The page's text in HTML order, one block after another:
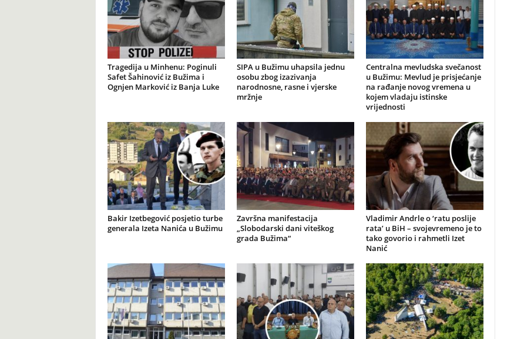
Tragedija u Minhenu: Poginuli
Safet Šahinović iz Bužima i
Ognjen Marković iz Banja Luke
SIPA u Bužimu uhapsila jednu
osobu zbog izazivanja
narodnosne, rasne i vjerske
mržnje
Centralna mevludska svečanost
u Bužimu: Mevlud je prisjećanje
na rađanje novog vremena u
kojem vladaju istinske
vrijednosti
Bakir Izetbegović posjetio turbe
generala Izeta Nanića u Bužimu
Završna manifestacija
„Slobodarski dani viteškog
grada Bužima“
Vladimir Andrle o ‘ratu poslije
rata’ u BiH – svojevremeno je to
tako govorio i rahmetli Izet
Nanić